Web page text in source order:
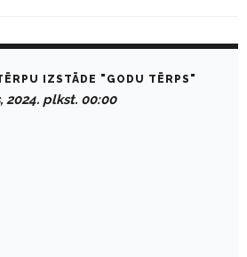
IZSTĀDE "GODU TĒRPS"
2024. plkst. 00:00